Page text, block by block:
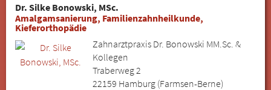
Dr. Silke Bonowski, MSc.
Amalgamsanierung, Familienzahnheilkunde,
Kieferorthopädie
Zahnarztpraxis Dr. Bonowski MM.Sc. &
Kollegen
Traberweg 2
22159 Hamburg (Farmsen-Berne)